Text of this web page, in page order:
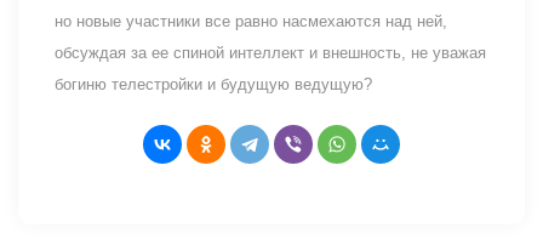
но новые участники все равно насмехаются над ней,
обсуждая за ее спиной интеллект и внешность, не уважая
богиню телестройки и будущую ведущую?